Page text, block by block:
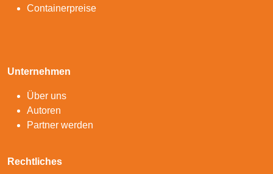
Containerpreise
Unternehmen
Über uns
Autoren
Partner werden
Rechtliches